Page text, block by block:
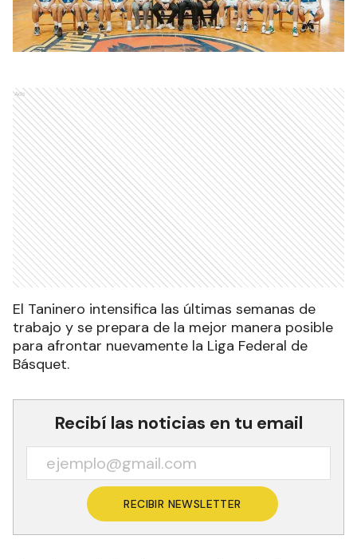
Ads
El Taninero intensifica las últimas semanas de
trabajo y se prepara de la mejor manera posible
para afrontar nuevamente la Liga Federal de
Básquet.
Recibí las noticias en tu email
RECIBIR NEWSLETTER